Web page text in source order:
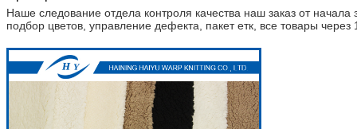
Наше следование отдела контроля качества наш заказ от начала
подбор цветов, управление дефекта, пакет етк, все товары через